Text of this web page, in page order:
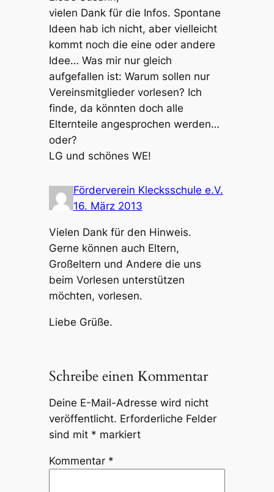
vielen Dank für die Infos. Spontane
Ideen hab ich nicht, aber vielleicht
kommt noch die eine oder andere
Idee… Was mir nur gleich
aufgefallen ist: Warum sollen nur
Vereinsmitglieder vorlesen? Ich
finde, da könnten doch alle
Elternteile angesprochen werden…
oder?
LG und schönes WE!
Förderverein Klecksschule e.V.
16. März 2013
Vielen Dank für den Hinweis.
Gerne können auch Eltern,
Großeltern und Andere die uns
beim Vorlesen unterstützen
möchten, vorlesen.
Liebe Grüße.
Schreibe einen Kommentar
Deine E-Mail-Adresse wird nicht
veröffentlicht. Erforderliche Felder
sind mit * markiert
Kommentar *